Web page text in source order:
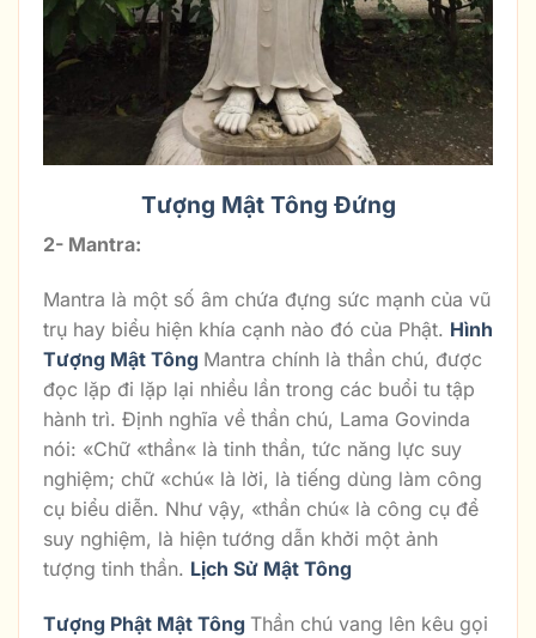
Tượng Mật Tông Đứng
2- Mantra:
Mantra là một số âm chứa đựng sức mạnh của vũ
trụ hay biểu hiện khía cạnh nào đó của Phật. Hình
Tượng Mật Tông Mantra chính là thần chú, được
đọc lặp đi lặp lại nhiều lần trong các buổi tu tập
hành trì. Định nghĩa về thần chú, Lama Govinda
nói: «Chữ «thần« là tinh thần, tức năng lực suy
nghiệm; chữ «chú« là lời, là tiếng dùng làm công
cụ biểu diễn. Như vậy, «thần chú« là công cụ để
suy nghiệm, là hiện tướng dẫn khởi một ảnh
tượng tinh thần. Lịch Sử Mật Tông
Tượng Phật Mật Tông Thần chú vang lên kêu gọi